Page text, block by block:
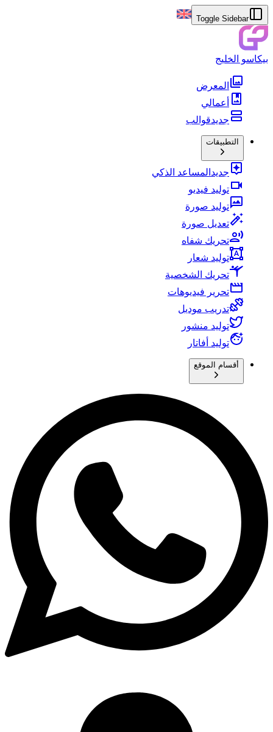
Toggle Sidebar
بيكاسو الخليج
المعرض
أعمالي
جديدقوالب
التطبيقات
جديد المساعد الذكي
توليد فيديو
توليد صورة
تعديل صورة
تحريك شفاه
توليد شعار
تحريك الشخصية
تحرير فيديوهات
تدريب موديل
توليد منشور
توليد أفاتار
أقسام الموقع